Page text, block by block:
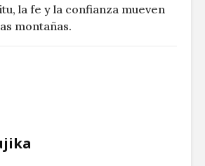
la fe y la confianza mueven
montañas.